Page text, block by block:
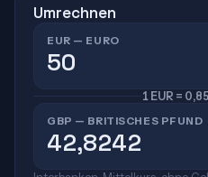
Umrechnen
EUR — EURO
1 EUR =
GBP — BRITISCHES PFUND